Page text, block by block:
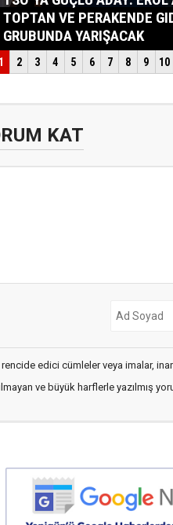
KAT
edici cümleler veya imalar,
ve büyük harflerle yazılmış